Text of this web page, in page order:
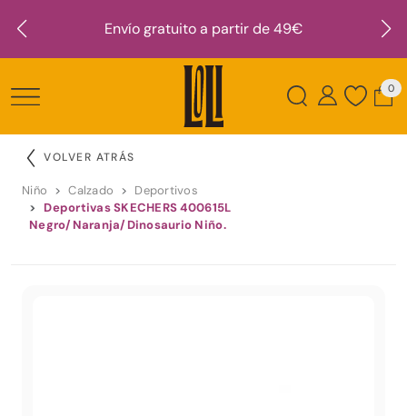
Envío gratuito a partir de 49€
0
VOLVER ATRÁS
Niño Calzado
Deportivos
Deportivas SKECHERS 400615L
Negro/Naranja/Dinosaurio Niño.